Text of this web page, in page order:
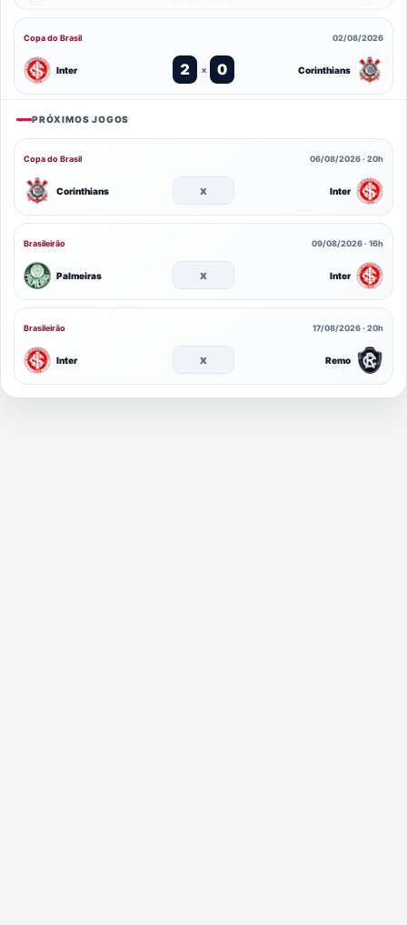
Copa do Brasil 02/08/2026
Inter 2 x 0 Corinthians
PRÓXIMOS JOGOS
Copa do Brasil 06/08/2026 · 20h
Corinthians x Inter
Brasileirão 09/08/2026 · 16h
Palmeiras x Inter
Brasileirão 17/08/2026 · 20h
Inter x Remo